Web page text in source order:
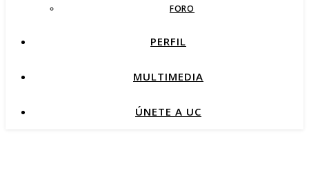
FORO
PERFIL
MULTIMEDIA
ÚNETE A UC